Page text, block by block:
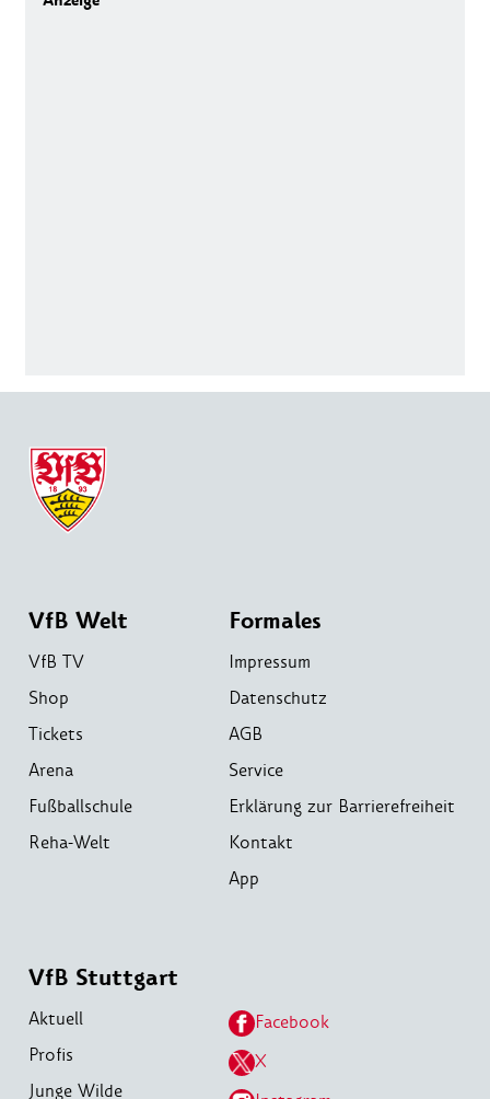
VfB Welt
VfB TV
Shop
Tickets
Arena
Fußballschule
Reha-Welt
Formales
Impressum
Datenschutz
AGB
Service
Erklärung zur Barrierefreiheit
Kontakt
App
VfB Stuttgart
Aktuell
Profis
Junge Wilde
Facebook
X